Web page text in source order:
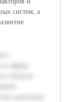
систем, а